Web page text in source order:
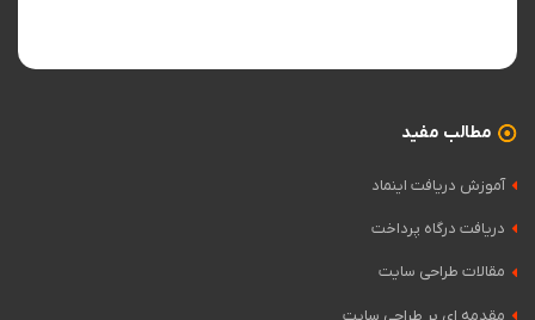
مطالب مفید
آموزش دریافت اینماد
دریافت درگاه پرداخت
مقالات طراحی سایت
مقدمه ای بر طراحی سایت